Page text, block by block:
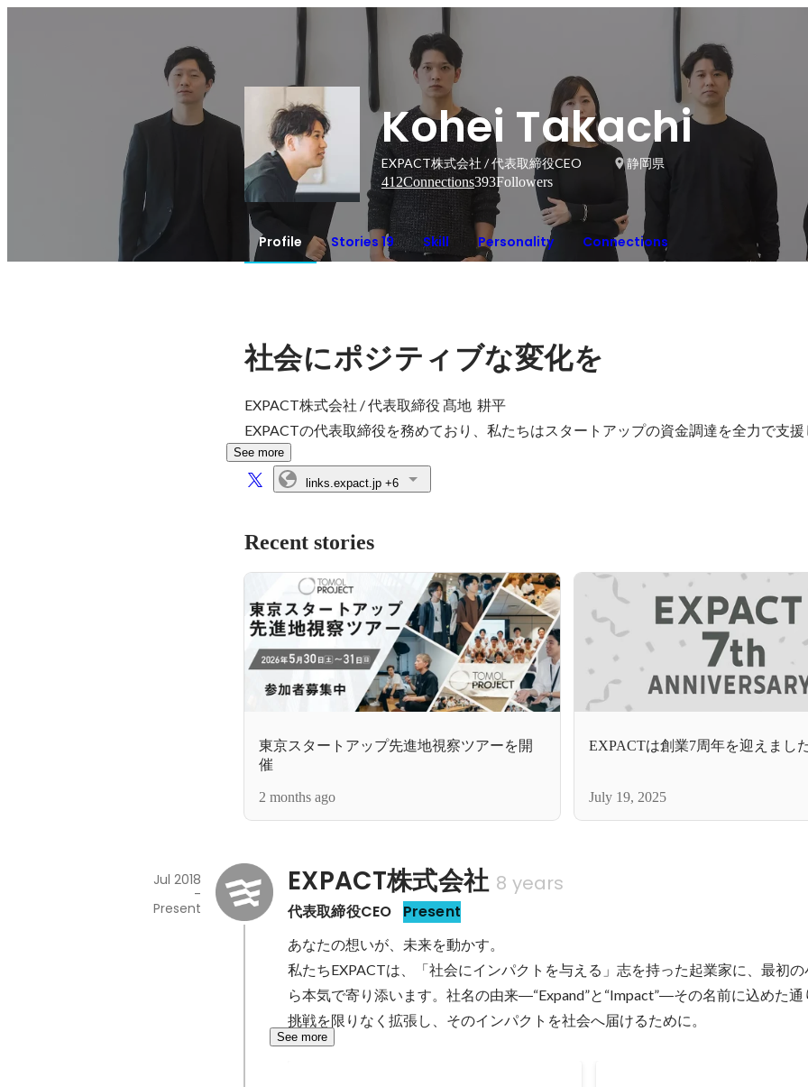
Kohei Takachi
EXPACT株式会社 / 代表取締役CEO
静岡県
412Connections393Followers
Profile Stories 19 Skill Personality Connections
社会にポジティブな変化を
EXPACT株式会社 / 代表取締役 髙地  耕平
EXPACTの代表取締役を務めており、私たちはスタートアップの資金調達を全力で支
See more
links.expact.jp+6
Recent stories
東京スタートアップ先進地視察ツアーを開
催
2 months ago
EXPACTは創業7周年を迎えまし
July 19, 2025
EXPACT株式会社 8 years
代表取締役CEO Present
Jul 2018
-
Present
あなたの想いが、未来を動かす。
私たちEXPACTは、「社会にインパクトを与える」志を持った起業家に、最初
ら本気で寄り添います。社名の由来―“Expand”と“Impact”―その名前に込めた
挑戦を限りなく拡張し、そのインパクトを社会へ届けるために。
See more